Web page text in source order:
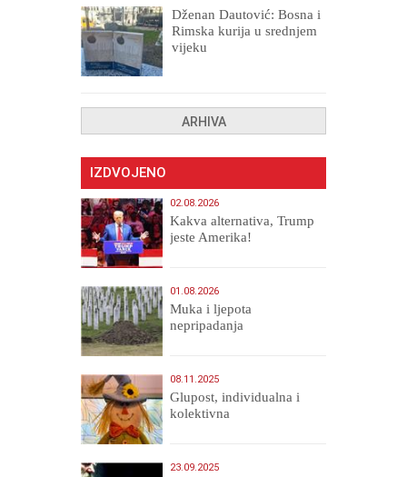
Dženan Dautović: Bosna i
Rimska kurija u srednjem
vijeku
ARHIVA
IZDVOJENO
02.08.2026
Kakva alternativa, Trump
jeste Amerika!
01.08.2026
Muka i ljepota
nepripadanja
08.11.2025
Glupost, individualna i
kolektivna
23.09.2025